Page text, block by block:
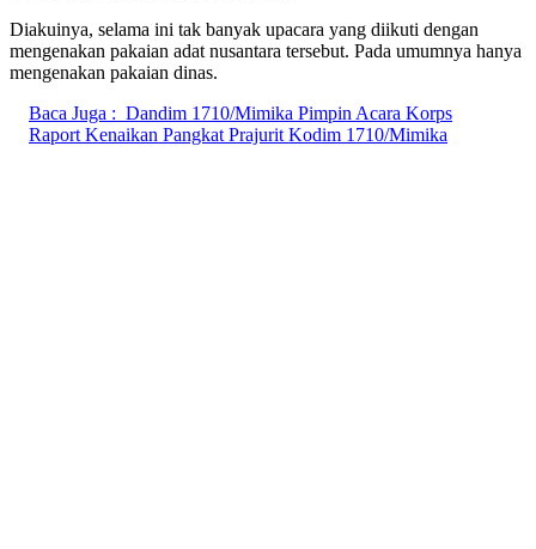
Diakuinya, selama ini tak banyak upacara yang diikuti dengan
mengenakan pakaian adat nusantara tersebut. Pada umumnya hanya
mengenakan pakaian dinas.
Baca Juga : Dandim 1710/Mimika Pimpin Acara Korps
Raport Kenaikan Pangkat Prajurit Kodim 1710/Mimika